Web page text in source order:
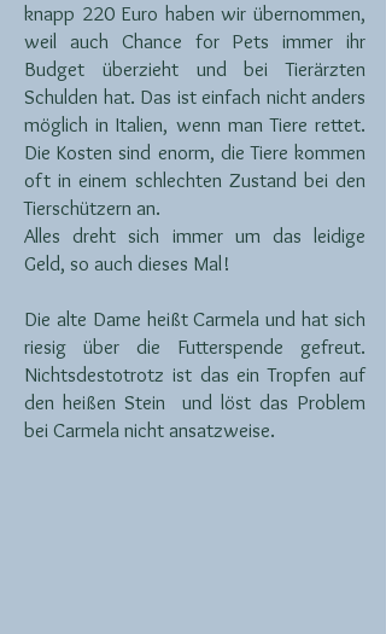
knapp 220 Euro haben wir übernommen,
weil auch Chance for Pets immer ihr
Budget überzieht und bei Tierärzten
Schulden hat. Das ist einfach nicht anders
möglich in Italien, wenn man Tiere rettet.
Die Kosten sind enorm, die Tiere kommen
oft in einem schlechten Zustand bei den
Tierschützern an.
Alles dreht sich immer um das leidige
Geld, so auch dieses Mal!
Die alte Dame heißt Carmela und hat sich
riesig über die Futterspende gefreut.
Nichtsdestotrotz ist das ein Tropfen auf
den heißen Stein und löst das Problem
bei Carmela nicht ansatzweise.